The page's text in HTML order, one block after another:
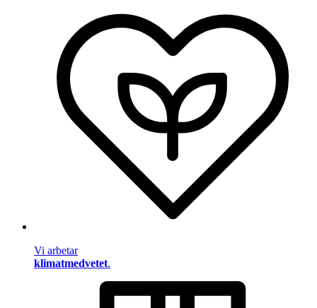
Vi arbetar
klimatmedvetet.